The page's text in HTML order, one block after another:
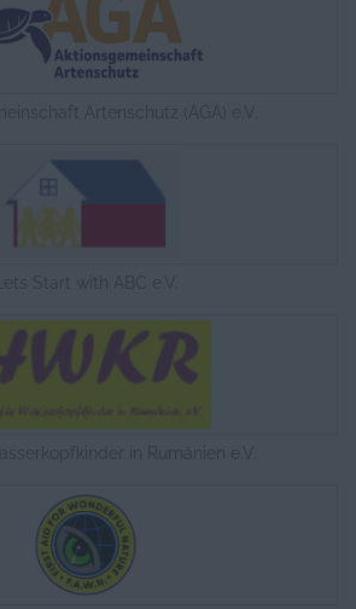
Artenschutz (AGA) e.V.
Lets Start with ABC e.V.
in Rumänien e.V.